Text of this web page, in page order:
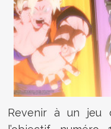
Revenir à un jeu